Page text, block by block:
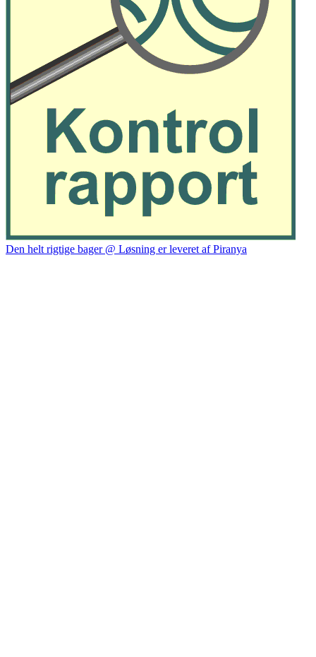
Den helt rigtige bager @ Løsning er leveret af Piranya